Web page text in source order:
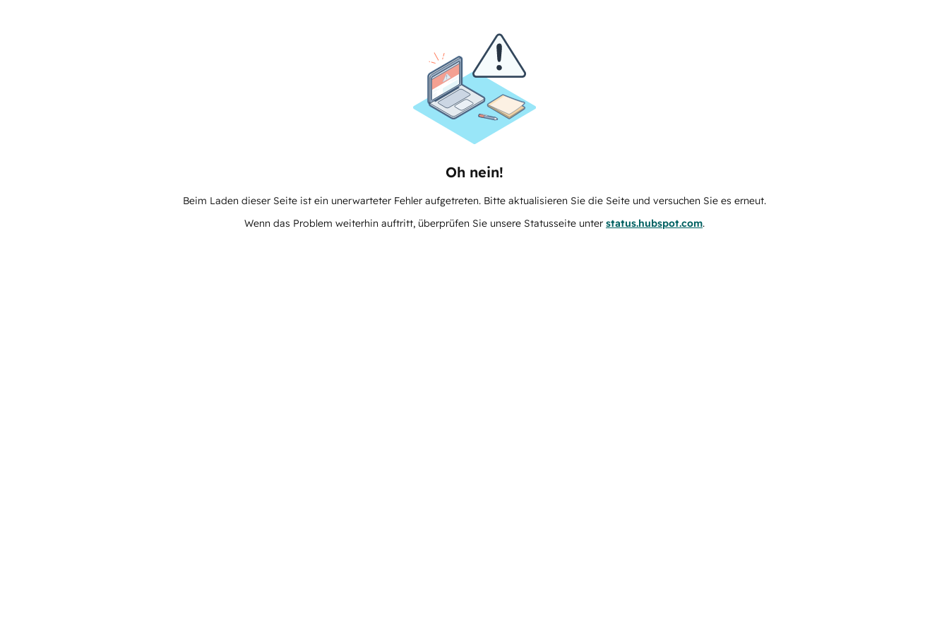
Oh nein!
Beim Laden dieser Seite ist ein unerwarteter Fehler aufgetreten. Bitte aktualisieren Sie die Seite und versuchen Sie es erneut.
Wenn das Problem weiterhin auftritt, überprüfen Sie unsere Statusseite unter status.hubspot.com.